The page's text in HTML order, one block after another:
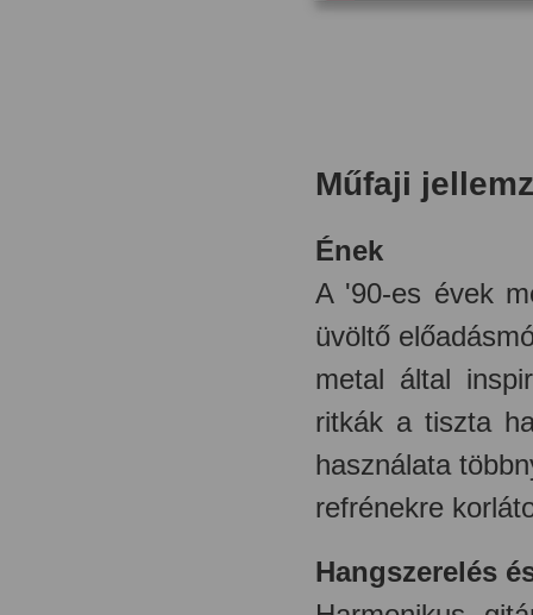
Műfaji
Ének
A '90-es évek
üvöltő
metal által
ritkák a tiszta
használata
refrénekre
Hangszerelés